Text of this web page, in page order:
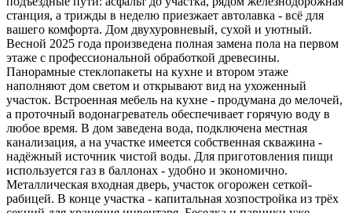
станция, а трижды в неделю приезжает автолавка - всё для
вашего комфорта. Дом двухуровневый, сухой и уютный.
Весной 2025 года произведена полная замена пола на первом
этаже с профессиональной обработкой древесины.
Панорамные стеклопакеты на кухне и втором этаже
наполняют дом светом и открывают вид на ухоженный
участок. Встроенная мебель на кухне - продумана до мелочей,
а проточный водонагреватель обеспечивает горячую воду в
любое время. В дом заведена вода, подключена местная
канализация, а на участке имеется собственная скважина -
надёжный источник чистой воды. Для приготовления пищи
используется газ в баллонах - удобно и экономично.
Металлическая входная дверь, участок огорожен сеткой-
рабицей. В конце участка - капитальная хозпостройка из трёх